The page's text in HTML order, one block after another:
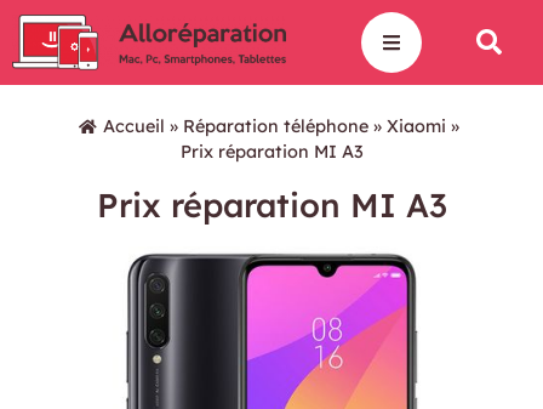
Accueil » Réparation téléphone » Xiaomi »
Prix réparation MI A3
Prix réparation MI A3